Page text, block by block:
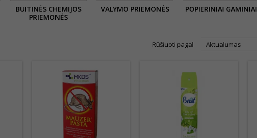
BUITINĖS CHEMIJOS
PRIEMONĖS
VALYMO PRIEMONĖS POPIERINIAI GAMINIAI
Rūšiuoti pagal Aktualumas